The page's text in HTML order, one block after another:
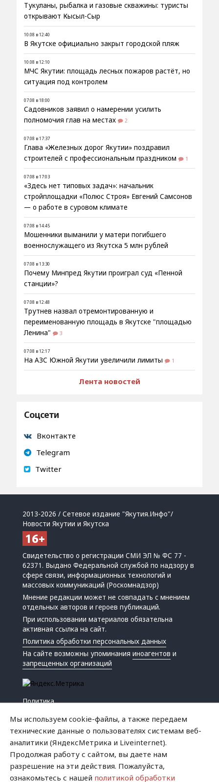
Тукуланы, рыбалка и газовые скважины: туристы
открывают Кысыл-Сыр
10.08 в 12:40
В Якутске официально закрыт городской пляж
10.08 в 12:10
МЧС Якутии: площадь лесных пожаров растёт, но
ситуация под контролем
07.08 в 18:00
Садовников заявил о намерении усилить
полномочия глав на местах
2
07.08 в 17:37
Глава «Железных дорог Якутии» поздравил
строителей с профессиональным праздником
1
07.08 в 17:03
«Здесь нет типовых задач»: начальник
стройплощадки «Полюс Строя» Евгений Самсонов
— о работе в суровом климате
07.08 в 14:45
Мошенники выманили у матери погибшего
военнослужащего из Якутска 5 млн рублей
07.08 в 13:30
Почему Минпред Якутии проиграл суд «Пенной
станции»?
07.08 в 12:48
Трутнев назвал отремонтированную и
переименованную площадь в Якутске "площадью
Ленина"
3
07.08 в 12:17
На АЗС Южной Якутии увеличили лимиты 1
Лента новостей
Соцсети
Вконтакте
Telegram
Twitter
2013-2026 / Сетевое издание "Якутия.Инфо"/
Новости Якутии и Якутска
Свидетельство о регистрации СМИ ЭЛ № ФС 77 -
62371. Выдано Федеральной службой по надзору в
сфере связи, информационных технологий и
массовых коммуникаций (Роскомнадзор)
Мнение редакции может не совпадать с мнением
отдельных авторов и героев публикаций.
При использовании материалов обязательна
активная ссылка на сайт.
Политика обработки персональных данных
На сайте возможны упоминанияиноагентов и
запрещенных организаций
Политика
Мы используем cookie-файлы, а также передаем
технические данные о пользователях системам веб-
аналитики (ЯндексМетрика и Liveinternet).
Продолжая работу с сайтом, вы даете нам
разрешение на эти действия. Пожалуйста,
ознакомьтесь с нашей политикой обработки